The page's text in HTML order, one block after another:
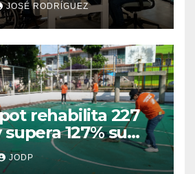
JOSÉ RODRÍGUEZ
rehabilita 227
127% su
al Mundial 2026
JODP